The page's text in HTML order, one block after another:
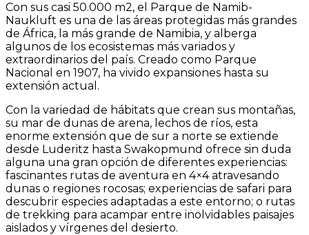
Con sus casi 50.000 m2, el Parque de Namib-
Naukluft es una de las áreas protegidas más grandes
de África, la más grande de Namibia, y alberga
algunos de los ecosistemas más variados y
extraordinarios del país. Creado como Parque
Nacional en 1907, ha vivido expansiones hasta su
extensión actual.
Con la variedad de hábitats que crean sus montañas,
su mar de dunas de arena, lechos de ríos, esta
enorme extensión que de sur a norte se extiende
desde Luderitz hasta Swakopmund ofrece sin duda
alguna una gran opción de diferentes experiencias:
fascinantes rutas de aventura en 4×4 atravesando
dunas o regiones rocosas; experiencias de safari para
descubrir especies adaptadas a este entorno; o rutas
de trekking para acampar entre inolvidables paisajes
aislados y vírgenes del desierto.